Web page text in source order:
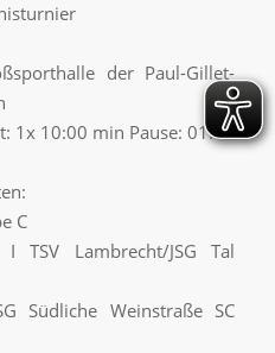
der Paul-Gillet-
1x 10:00 min Pause: 01:00
C
I TSV Lambrecht/JSG Tal
Südliche Weinstraße SC